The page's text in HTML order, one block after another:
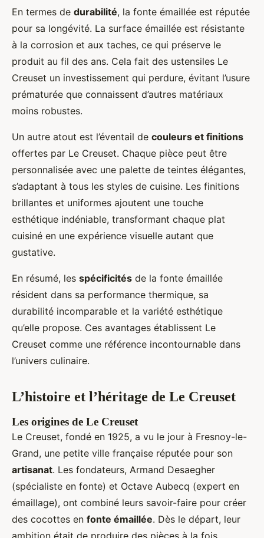
En termes de durabilité, la fonte émaillée est réputée
pour sa longévité. La surface émaillée est résistante
à la corrosion et aux taches, ce qui préserve le
produit au fil des ans. Cela fait des ustensiles Le
Creuset un investissement qui perdure, évitant l’usure
prématurée que connaissent d’autres matériaux
moins robustes.
Un autre atout est l’éventail de couleurs et finitions
offertes par Le Creuset. Chaque pièce peut être
personnalisée avec une palette de teintes élégantes,
s’adaptant à tous les styles de cuisine. Les finitions
brillantes et uniformes ajoutent une touche
esthétique indéniable, transformant chaque plat
cuisiné en une expérience visuelle autant que
gustative.
En résumé, les spécificités de la fonte émaillée
résident dans sa performance thermique, sa
durabilité incomparable et la variété esthétique
qu’elle propose. Ces avantages établissent Le
Creuset comme une référence incontournable dans
l’univers culinaire.
L’histoire et l’héritage de Le Creuset
Les origines de Le Creuset
Le Creuset, fondé en 1925, a vu le jour à Fresnoy-le-
Grand, une petite ville française réputée pour son
artisanat. Les fondateurs, Armand Desaegher
(spécialiste en fonte) et Octave Aubecq (expert en
émaillage), ont combiné leurs savoir-faire pour créer
des cocottes en fonte émaillée. Dès le départ, leur
ambition était de produire des pièces à la fois